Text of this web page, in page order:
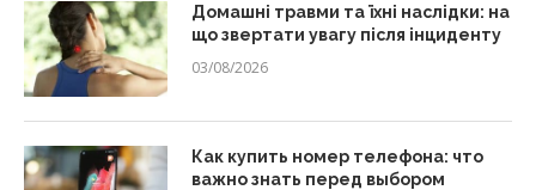
Домашні травми та їхні наслідки: на
що звертати увагу після інциденту
03/08/2026
Как купить номер телефона: что
важно знать перед выбором